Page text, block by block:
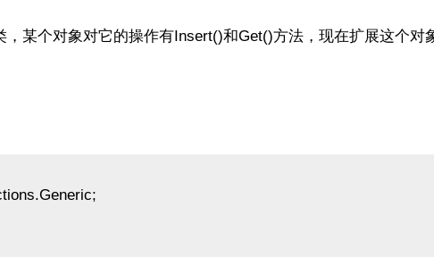
某个对象对它的操作有Insert()和Get()方法，现在扩展这个对